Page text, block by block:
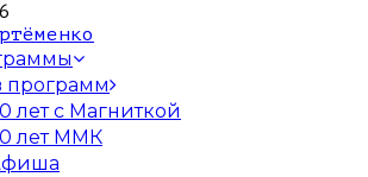
программ
лет с Магниткой
лет ММК